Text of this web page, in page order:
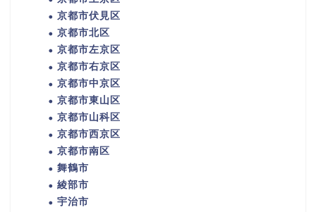
京都市伏見区
京都市北区
京都市左京区
京都市右京区
京都市中京区
京都市東山区
京都市山科区
京都市西京区
京都市南区
舞鶴市
綾部市
宇治市